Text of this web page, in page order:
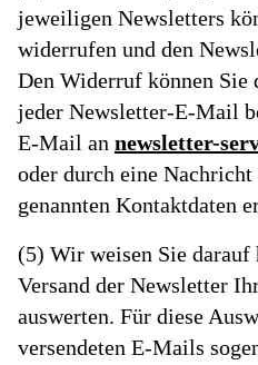
jeweiligen Newsletters
widerrufen und den
Den Widerruf können
jeder Newsletter-E-Mail
E-Mail an newsletter-
oder durch eine
genannten Kontaktdaten
(5) Wir weisen Sie darauf
Versand der Newsletter
auswerten. Für diese
versendeten E-Mails